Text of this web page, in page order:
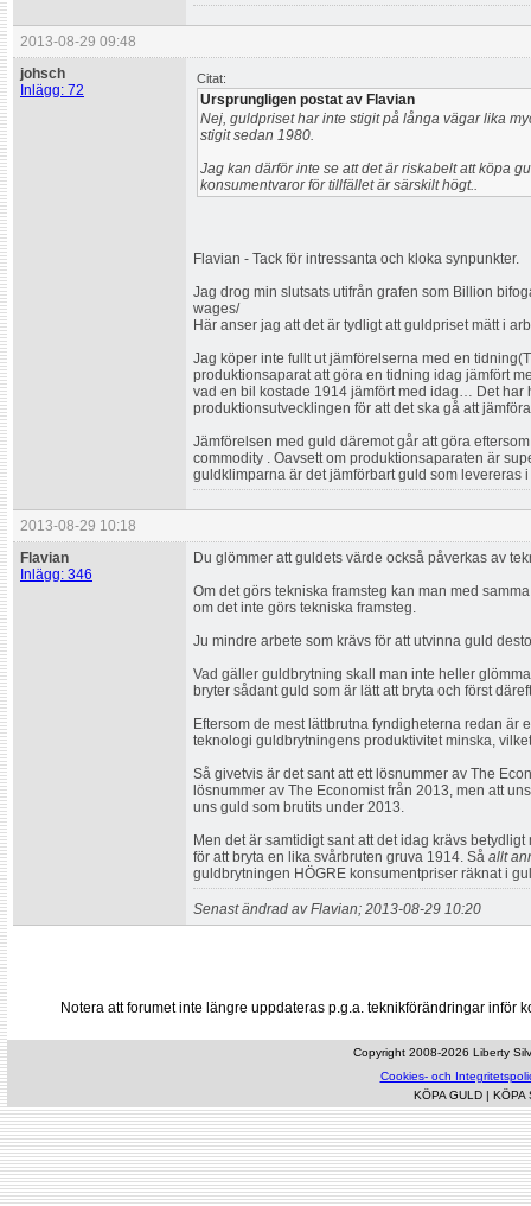
2013-08-29 09:48
johsch
Inlägg: 72
Citat:
Ursprungligen postat av Flavian
Nej, guldpriset har inte stigit på långa vägar lika
stigit sedan 1980.
Jag kan därför inte se att det är riskabelt att köpa
konsumentvaror för tillfället är särskilt högt..
Flavian - Tack för intressanta och kloka synpunkter.
Jag drog min slutsats utifrån grafen som Billion
wages/
Här anser jag att det är tydligt att guldpriset mätt i
Jag köper inte fullt ut jämförelserna med en
produktionsaparat att göra en tidning idag jämfört
vad en bil kostade 1914 jämfört med idag… Det har
produktionsutvecklingen för att det ska gå att
Jämförelsen med guld däremot går att göra
commodity . Oavsett om produktionsaparaten är
guldklimparna är det jämförbart guld som levereras
2013-08-29 10:18
Flavian
Inlägg: 346
Du glömmer att guldets värde också påverkas av
Om det görs tekniska framsteg kan man med
om det inte görs tekniska framsteg.
Ju mindre arbete som krävs för att utvinna guld
Vad gäller guldbrytning skall man inte heller
bryter sådant guld som är lätt att bryta och först
Eftersom de mest lättbrutna fyndigheterna redan är
teknologi guldbrytningens produktivitet minska,
Så givetvis är det sant att ett lösnummer av The
lösnummer av The Economist från 2013, men att
uns guld som brutits under 2013.
Men det är samtidigt sant att det idag krävs
för att bryta en lika svårbruten gruva 1914. Så allt
guldbrytningen HÖGRE konsumentpriser räknat i
Senast ändrad av Flavian; 2013-08-29 10:20
Notera att forumet inte längre uppdateras p.g.a. teknikförändringar inför
Copyright 2008-2026 Liberty
Cookies- och
KÖPA GULD| KÖPA